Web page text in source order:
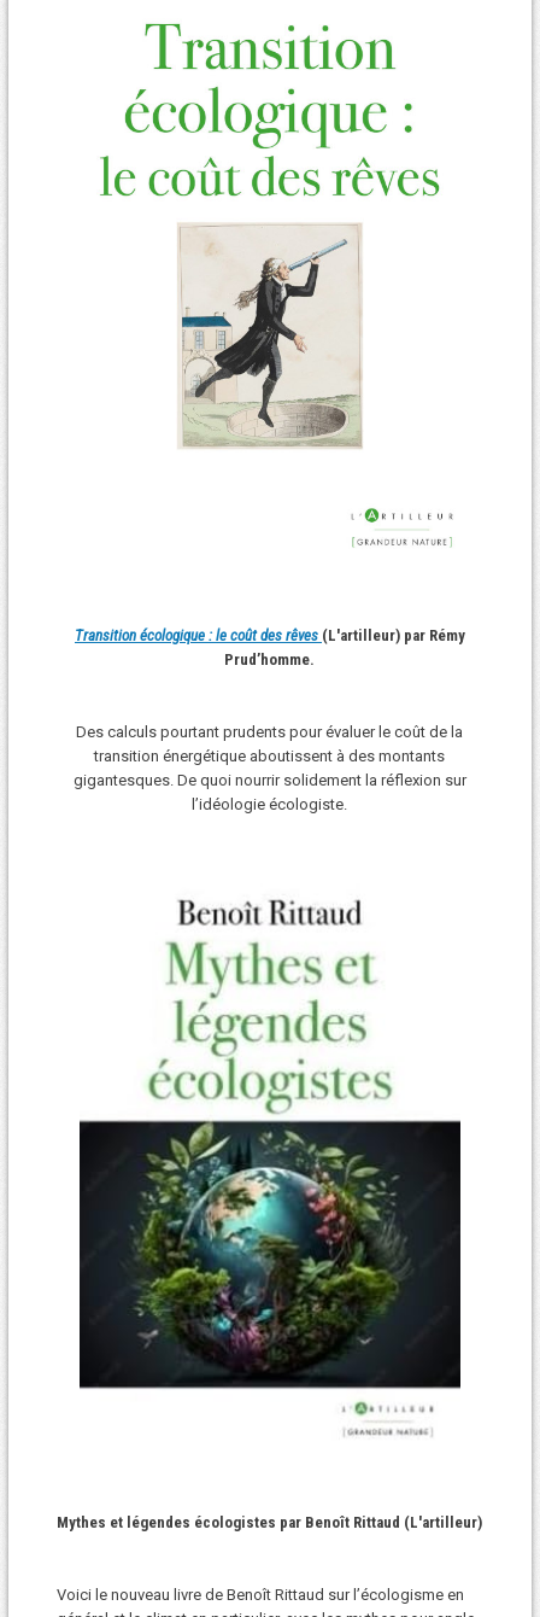
Transition écologique : le coût des rêves (L'artilleur) par Rémy
Prud’homme.
Des calculs pourtant prudents pour évaluer le coût de la
transition énergétique aboutissent à des montants
gigantesques. De quoi nourrir solidement la réflexion sur
l’idéologie écologiste.
Mythes et légendes écologistes par Benoît Rittaud (L'artilleur)
Voici le nouveau livre de Benoît Rittaud sur l’écologisme en